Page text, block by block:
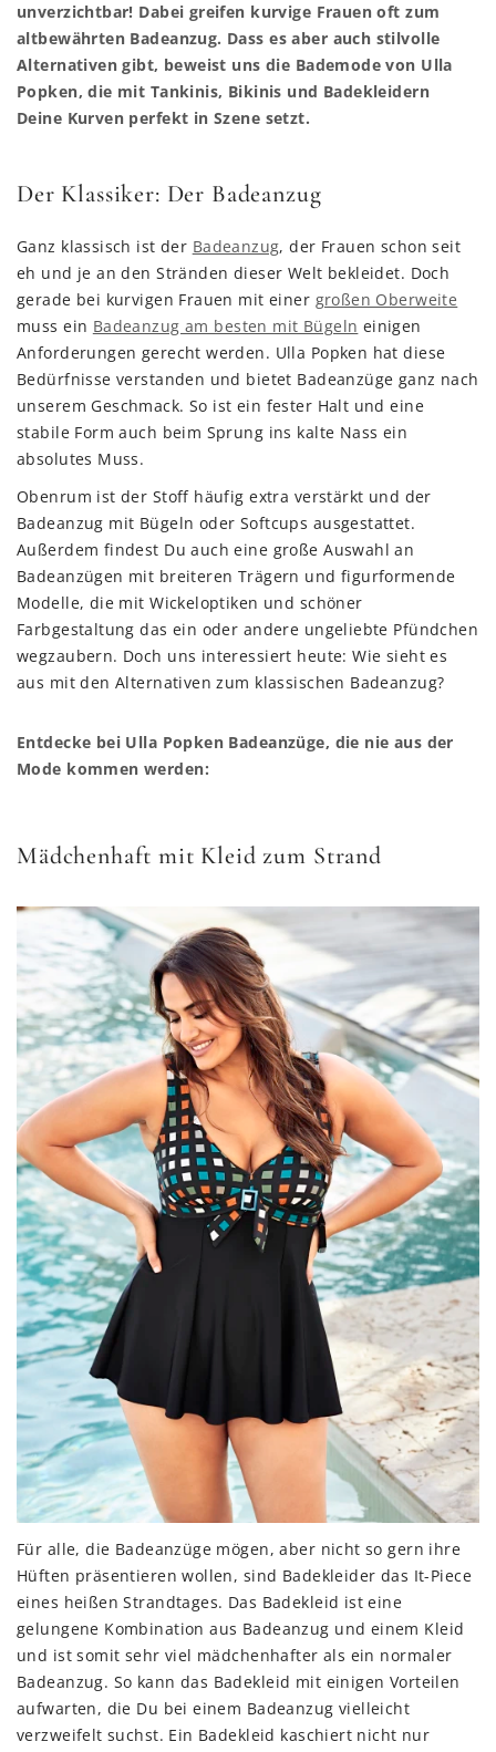
unverzichtbar! Dabei greifen kurvige Frauen oft zum
altbewährten Badeanzug. Dass es aber auch stilvolle
Alternativen gibt, beweist uns die Bademode von Ulla
Popken, die mit Tankinis, Bikinis und Badekleidern
Deine Kurven perfekt in Szene setzt.
Der Klassiker: Der Badeanzug
Ganz klassisch ist der Badeanzug, der Frauen schon seit
eh und je an den Stränden dieser Welt bekleidet. Doch
gerade bei kurvigen Frauen mit einer großen Oberweite
muss ein Badeanzug am besten mit Bügeln einigen
Anforderungen gerecht werden. Ulla Popken hat diese
Bedürfnisse verstanden und bietet Badeanzüge ganz nach
unserem Geschmack. So ist ein fester Halt und eine
stabile Form auch beim Sprung ins kalte Nass ein
absolutes Muss.
Obenrum ist der Stoff häufig extra verstärkt und der
Badeanzug mit Bügeln oder Softcups ausgestattet.
Außerdem findest Du auch eine große Auswahl an
Badeanzügen mit breiteren Trägern und figurformende
Modelle, die mit Wickeloptiken und schöner
Farbgestaltung das ein oder andere ungeliebte Pfündchen
wegzaubern. Doch uns interessiert heute: Wie sieht es
aus mit den Alternativen zum klassischen Badeanzug?
Entdecke bei Ulla Popken Badeanzüge, die nie aus der
Mode kommen werden:
Mädchenhaft mit Kleid zum Strand
Für alle, die Badeanzüge mögen, aber nicht so gern ihre
Hüften präsentieren wollen, sind Badekleider das It-Piece
eines heißen Strandtages. Das Badekleid ist eine
gelungene Kombination aus Badeanzug und einem Kleid
und ist somit sehr viel mädchenhafter als ein normaler
Badeanzug. So kann das Badekleid mit einigen Vorteilen
aufwarten, die Du bei einem Badeanzug vielleicht
verzweifelt suchst. Ein Badekleid kaschiert nicht nur